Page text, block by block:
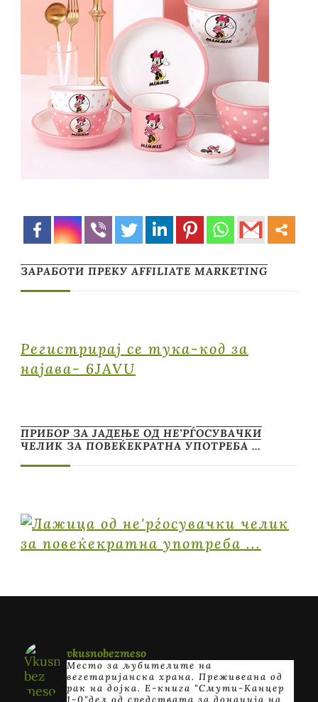
ЗАРАБОТИ ПРЕКУ AFFILIATE MARKETING
Регистрирај се тука-код за
најава- 6JAVU
ПРИБОР ЗА ЈАДЕЊЕ ОД НЕ’РЃОСУВАЧКИ
ЧЕЛИК ЗА ПОВЕЌЕКРАТНА УПОТРЕБА …
vkusnobezmeso
Место за љубителите на
вегетаријанска храна. Преживеана од
рак на дојка. E-книга "Смути-Канцер
1-0"дел од средствата за донација на